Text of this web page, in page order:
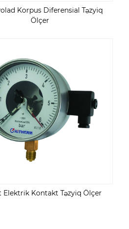
Korpus Diferensial Təzyiq
Ölçer
Elektrik Kontakt Təzyiq Ölçer